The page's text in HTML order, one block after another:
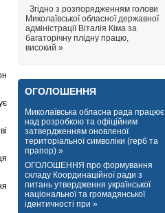
Згідно з розпорядженням голови
Миколаївської обласної державної
адміністрації Віталія Кіма за
багаторічну плідну працю,
високий »
ОГОЛОШЕННЯ
Миколаївська обласна рада працює
над розробкою та офіційним
затвердженням оновленої
територіальної символіки (герб та
прапор) »
ОГОЛОШЕННЯ про формування
складу Координаційної ради з
питань утвердження української
національної та громадянської
ідентичності при »